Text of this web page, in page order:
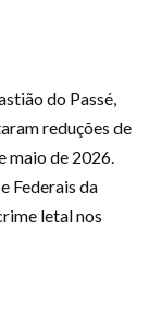
do Passé,
reduções de
maio de 2026.
Federais da
letal nos